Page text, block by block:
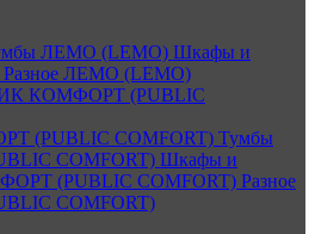
ЛЕМО (LEMO) Шкафы и
Разное ЛЕМО (LEMO)
КОМФОРТ (PUBLIC
(PUBLIC COMFORT) Тумбы
COMFORT) Шкафы и
(PUBLIC COMFORT) Разное
COMFORT)